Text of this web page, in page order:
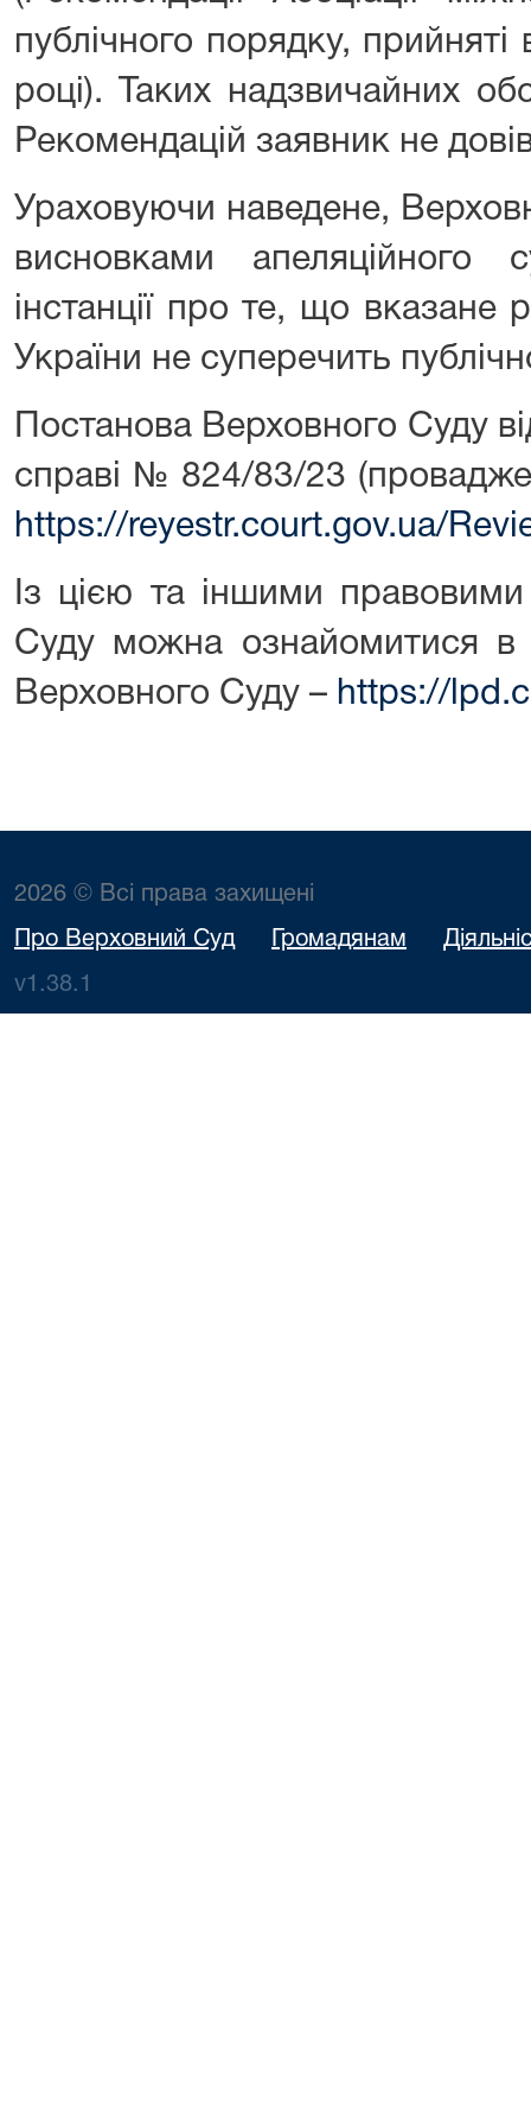
публічного порядку,
році). Таких надзвичайних
Рекомендацій заявник не
Ураховуючи наведене,
висновками
інстанції про те, що
України не суперечить
Постанова Верховного Суду
справі № 824/83/23
https://reyestr.court.gov.ua/
Із цією та іншими
Суду можна ознайомитися в
Верховного Суду – https://
2026 © Всі права захищені
Про Верховний Суд Громадянам
v1.38.1